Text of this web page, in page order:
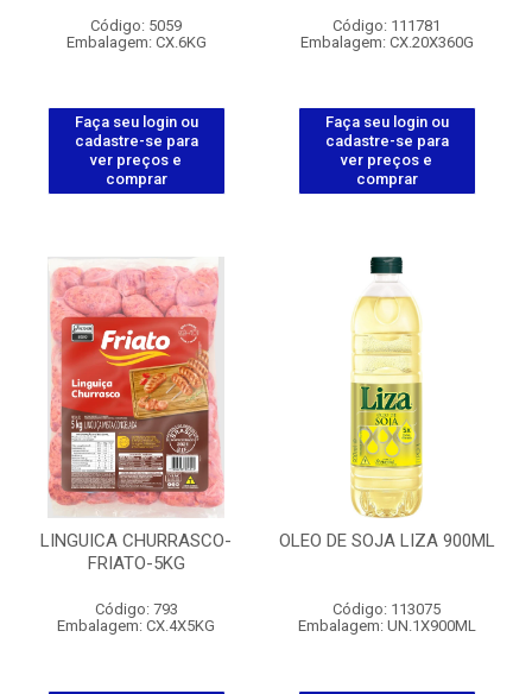
Código: 5059
Embalagem: CX.6KG
Faça seu login ou
cadastre-se para
ver preços e
comprar
Código: 111781
Embalagem: CX.20X360G
Faça seu login ou
cadastre-se para
ver preços e
comprar
LINGUICA CHURRASCO-
FRIATO-5KG
Código: 793
Embalagem: CX.4X5KG
OLEO DE SOJA LIZA 900ML
Código: 113075
Embalagem: UN.1X900ML